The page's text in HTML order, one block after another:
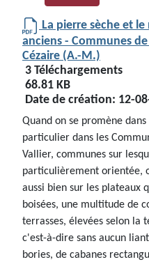
La pierre sèche et
anciens - Communes
Cézaire (A.-M.)
3 Téléchargements
68.81 KB
Date de création: 12-
Quand on se promène
particulier dans les
Vallier, communes sur
particulièrement orientée,
aussi bien sur les plateaux
boisées, une multitude de
terrasses, élevées selon la
c'est-à-dire sans aucun
bories, de cabanes